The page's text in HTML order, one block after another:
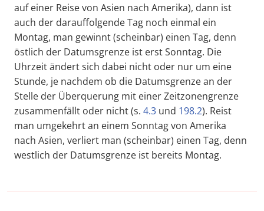
auf einer Reise von Asien nach Amerika), dann ist
auch der darauffolgende Tag noch einmal ein
Montag, man gewinnt (scheinbar) einen Tag, denn
östlich der Datumsgrenze ist erst Sonntag. Die
Uhrzeit ändert sich dabei nicht oder nur um eine
Stunde, je nachdem ob die Datumsgrenze an der
Stelle der Überquerung mit einer Zeitzonengrenze
zusammenfällt oder nicht (s. 4.3 und 198.2). Reist
man umgekehrt an einem Sonntag von Amerika
nach Asien, verliert man (scheinbar) einen Tag, denn
westlich der Datumsgrenze ist bereits Montag.